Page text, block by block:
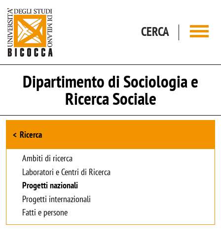
CERCA
Dipartimento di Sociologia e
Ricerca Sociale
Browse the section
Ricerca
Ambiti di ricerca
Laboratori e Centri di Ricerca
Progetti nazionali
Progetti internazionali
Fatti e persone